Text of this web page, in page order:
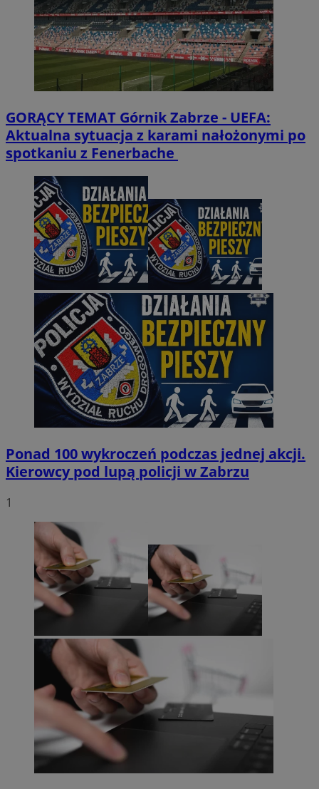
GORĄCY TEMAT Górnik Zabrze - UEFA:
Aktualna sytuacja z karami nałożonymi po
spotkaniu z Fenerbache
Ponad 100 wykroczeń podczas jednej akcji.
Kierowcy pod lupą policji w Zabrzu
1